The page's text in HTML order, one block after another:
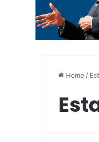
Home /